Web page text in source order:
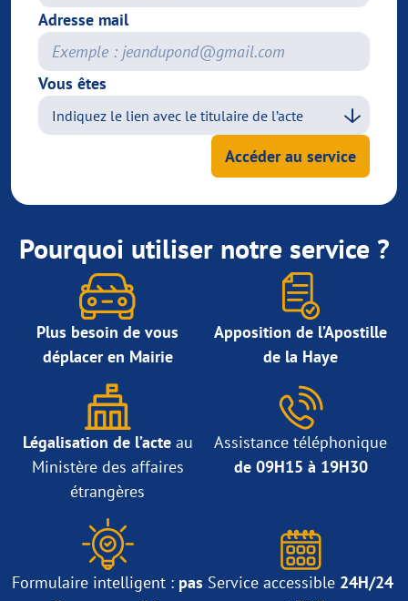
Adresse mail
Vous êtes
Accéder au service
Pourquoi utiliser notre service ?
Plus besoin de vous
déplacer en Mairie
Apposition de l’Apostille
de la Haye
Légalisation de l’acteau
Ministère des affaires
étrangères
Assistance téléphonique
de 09H15 à 19H30
Formulaire intelligent : pas Service accessible 24H/24